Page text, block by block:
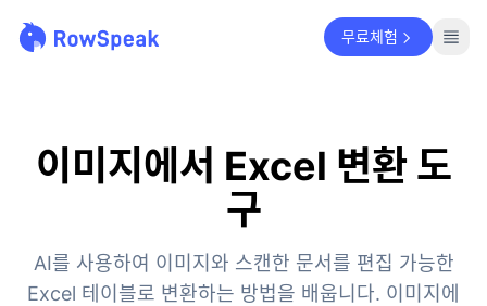
무료체험
이미지에서 Excel 변환 도
구
AI를 사용하여 이미지와 스캔한 문서를 편집 가능한
Excel 테이블로 변환하는 방법을 배웁니다. 이미지에